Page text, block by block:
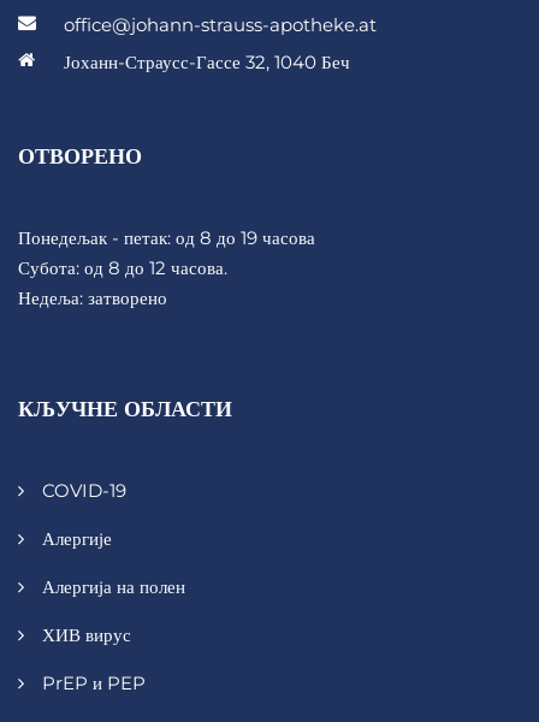
office@johann-strauss-apotheke.at
Јоханн-Страусс-Гассе 32, 1040 Беч
ОТВОРЕНО
Понедељак - петак: од 8 до 19 часова
Субота: од 8 до 12 часова.
Недеља: затворено
КЉУЧНЕ ОБЛАСТИ
COVID-19
Алергије
Алергија на полен
ХИВ вирус
PrEP и PEP